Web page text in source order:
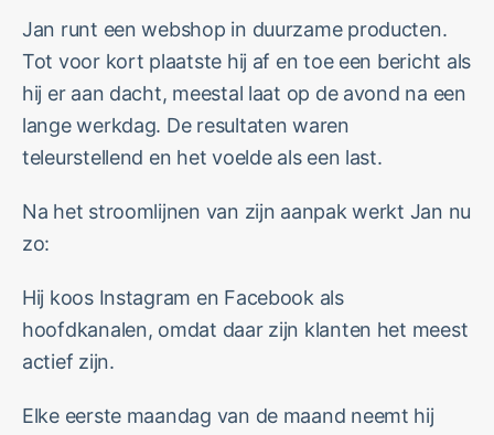
Jan runt een webshop in duurzame producten.
Tot voor kort plaatste hij af en toe een bericht als
hij er aan dacht, meestal laat op de avond na een
lange werkdag. De resultaten waren
teleurstellend en het voelde als een last.
Na het stroomlijnen van zijn aanpak werkt Jan nu
zo:
Hij koos Instagram en Facebook als
hoofdkanalen, omdat daar zijn klanten het meest
actief zijn.
Elke eerste maandag van de maand neemt hij